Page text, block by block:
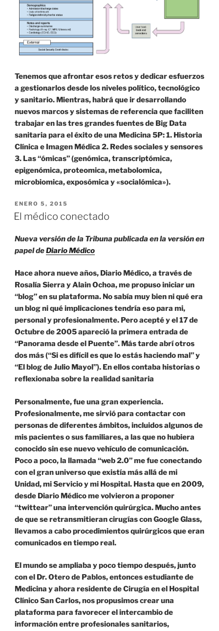
Tenemos que afrontar esos retos y dedicar esfuerzos
a gestionarlos desde los niveles político, tecnológico
y sanitario. Mientras, habrá que ir desarrollando
nuevos marcos y sistemas de referencia que faciliten
trabajar en las tres grandes fuentes de Big Data
sanitaria para el éxito de una Medicina 5P: 1. Historia
Clínica e Imagen Médica 2. Redes sociales y sensores
3. Las “ómicas” (genómica, transcriptómica,
epigenómica, proteomica, metabolomica,
microbiomica, exposómica y «socialómica»).
PUBLICADO
EL
ENERO 5, 2015
El médico conectado
Nueva versión de la Tribuna publicada en la versión en
papel deDiario Médico
Hace ahora nueve años, Diario Médico, a través de
Rosalía Sierra y Alain Ochoa, me propuso iniciar un
“blog” en su plataforma. No sabía muy bien ni qué era
un blog ni qué implicaciones tendría eso para mi,
personal y profesionalmente. Pero acepté y el 17 de
Octubre de 2005 apareció la primera entrada de
“Panorama desde el Puente”. Más tarde abrí otros
dos más (“Si es difícil es que lo estás haciendo mal” y
“El blog de Julio Mayol”). En ellos contaba historias o
reflexionaba sobre la realidad sanitaria
Personalmente, fue una gran experiencia.
Profesionalmente, me sirvió para contactar con
personas de diferentes ámbitos, incluidos algunos de
mis pacientes o sus familiares, a las que no hubiera
conocido sin ese nuevo vehículo de comunicación.
Poco a poco, la llamada “web 2.0” me fue conectando
con el gran universo que existía más allá de mi
Unidad, mi Servicio y mi Hospital. Hasta que en 2009,
desde Diario Médico me volvieron a proponer
“twittear” una intervención quirúrgica. Mucho antes
de que se retransmitieran cirugías con Google Glass,
llevamos a cabo procedimientos quirúrgicos que eran
comunicados en tiempo real.
El mundo se ampliaba y poco tiempo después, junto
con el Dr. Otero de Pablos, entonces estudiante de
Medicina y ahora residente de Cirugía en el Hospital
Clínico San Carlos, nos propusimos crear una
plataforma para favorecer el intercambio de
información entre profesionales sanitarios,